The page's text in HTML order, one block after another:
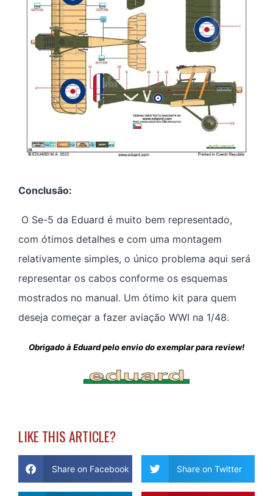
Conclusão:
O Se-5 da Eduard é muito bem representado,
com ótimos detalhes e com uma montagem
relativamente simples, o único problema aqui será
representar os cabos conforme os esquemas
mostrados no manual. Um ótimo kit para quem
deseja começar a fazer aviação WWI na 1/48.
Obrigado à Eduard pelo envio do exemplar para review!
LIKE THIS ARTICLE?
Share on Facebook Share on Twitter